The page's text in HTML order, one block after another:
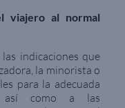
viajero al normal
indicaciones que
la minorista o
para la adecuada
así como a las